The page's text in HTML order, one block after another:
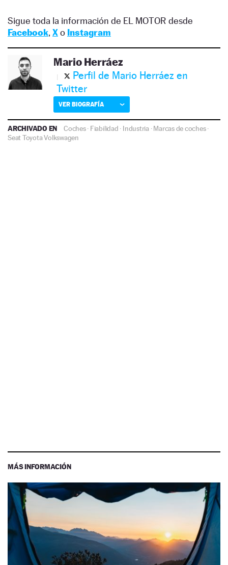
Sigue toda la información de EL MOTOR desde
Facebook, Xo Instagram
Mario Herráez
Perfil de Mario Herráez en
Twitter
VER BIOGRAFÍA
ARCHIVADO EN Coches· Fiabilidad · Industria·Marcas de coches·
SeatToyotaVolkswagen
MÁS INFORMACIÓN